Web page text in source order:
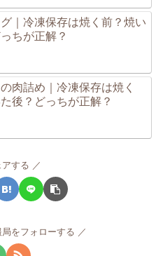
｜冷凍保存は焼く前？焼い
ちが正解？
肉詰め｜冷凍保存は焼く
後？どっちが正解？
アする
をフォローする